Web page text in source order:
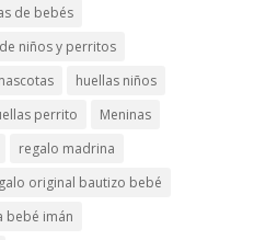
de bebés
niños y perritos
huellas niños
perrito
Meninas
regalo madrina
original bautizo bebé
bebé imán